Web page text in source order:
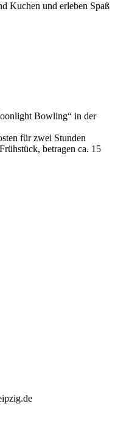
Kuchen und erleben Spaß
Bowling“ in der
für zwei Stunden
betragen ca. 15